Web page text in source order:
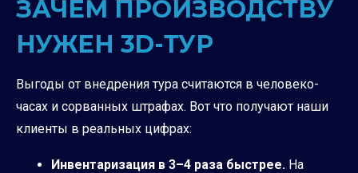
ЗАЧЕМ ПРОИЗВОДСТВУ
НУЖЕН 3D-ТУР
Выгоды от внедрения тура считаются в человеко-
часах и сорванных штрафах. Вот что получают наши
клиенты в реальных цифрах:
Инвентаризация в 3–4 раза быстрее. На